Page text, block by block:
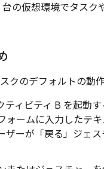
の仮想環境でタスク
クのデフォルトの動
ティビティ B を起動
ォームに入力したテ
ザーが「戻る」ジェ